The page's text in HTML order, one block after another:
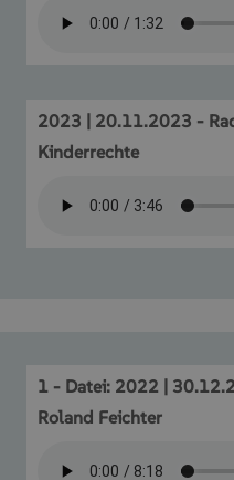
2023 | 20.11.2023 -
Kinderrechte
1 - Datei: 2022 |
Roland Feichter